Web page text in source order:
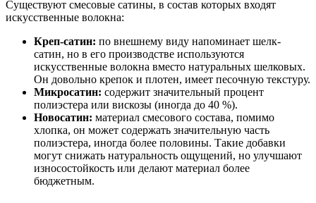
Существуют смесовые сатины, в состав которых входят
искусственные волокна:
Креп-сатин: по внешнему виду напоминает шелк-
сатин, но в его производстве используются
искусственные волокна вместо натуральных шелковых.
Он довольно крепок и плотен, имеет песочную текстуру.
Микросатин: содержит значительный процент
полиэстера или вискозы (иногда до 40 %).
Новосатин: материал смесового состава, помимо
хлопка, он может содержать значительную часть
полиэстера, иногда более половины. Такие добавки
могут снижать натуральность ощущений, но улучшают
износостойкость или делают материал более
бюджетным.